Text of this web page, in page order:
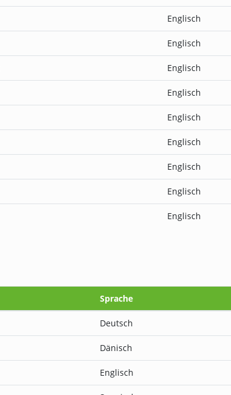
Englisch
Englisch
Englisch
Englisch
Englisch
Englisch
Englisch
Englisch
Englisch
Sprache
Deutsch
Dänisch
Englisch